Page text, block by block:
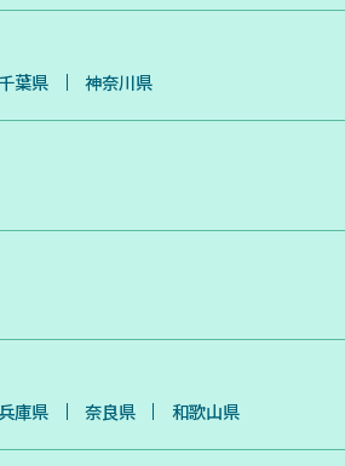
葉県 神奈川県
兵庫県 奈良県 和歌山県